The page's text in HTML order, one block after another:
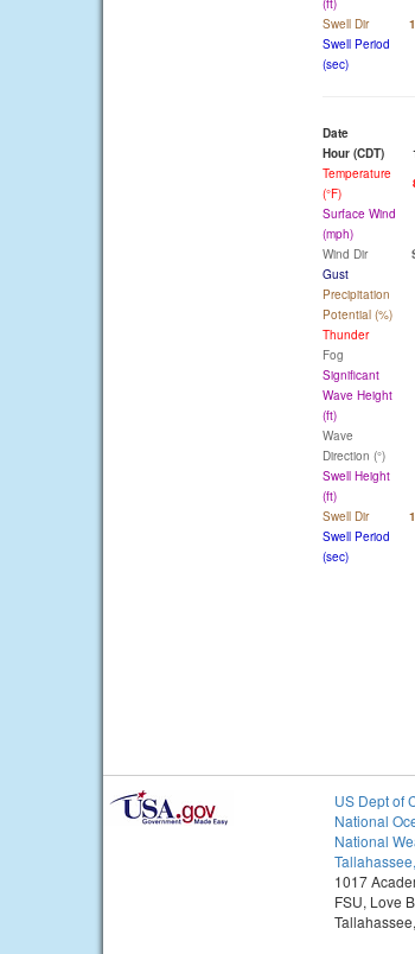
(ft)
Swell Dir
Swell Period
(sec)
Date
Hour (CDT)
Temperature
(°F)
Surface Wind
(mph)
Wind Dir
Gust
Precipitation
Potential (%)
Thunder
Fog
Significant
Wave Height
(ft)
Wave
Direction (°)
Swell Height
(ft)
Swell Dir
Swell Period
(sec)
US Dept of
National
National
Tallahassee,
1017
FSU, Love